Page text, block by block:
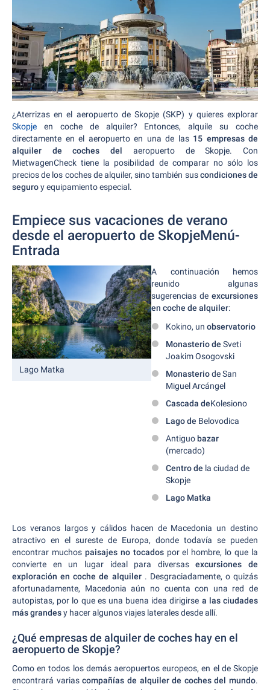
¿Aterrizas en el aeropuerto de Skopje (SKP) y quieres explorar
Skopje en coche de alquiler? Entonces, alquile su coche
directamente en el aeropuerto en una de las 15 empresas de
alquiler de coches del aeropuerto de Skopje. Con
MietwagenCheck tiene la posibilidad de comparar no sólo los
precios de los coches de alquiler, sino también suscondiciones de
seguroy equipamiento especial.
Empiece sus vacaciones de verano
desde el aeropuerto de SkopjeMenú-
Entrada
Lago Matka
A continuación hemos
reunido algunas
sugerencias de excursiones
en coche de alquiler:
Kokino, unobservatorio
Monasterio de Sveti
Joakim Osogovski
Monasteriode San
Miguel Arcángel
Cascada deKolesiono
Lago de Belovodica
Antiguo bazar
(mercado)
Centro de la ciudad de
Skopje
Lago Matka
Los veranos largos y cálidos hacen de Macedonia un destino
atractivo en el sureste de Europa, donde todavía se pueden
encontrar muchos paisajes no tocadospor el hombre, lo que la
convierte en un lugar ideal para diversasexcursiones de
exploración en coche de alquiler . Desgraciadamente, o quizás
afortunadamente, Macedonia aún no cuenta con una red de
autopistas, por lo que es una buena idea dirigirse a las ciudades
más grandesy hacer algunos viajes laterales desde allí.
¿Qué empresas de alquiler de coches hay en el
aeropuerto de Skopje?
Como en todos los demás aeropuertos europeos, en el de Skopje
encontrará variascompañías de alquiler de coches del mundo.